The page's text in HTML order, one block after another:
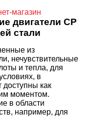
магазин
двигатели CP
стали
из
нечувствительные
и тепла, для
в
как
моментом.
в области
например, для